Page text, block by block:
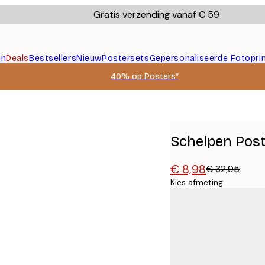
Gratis verzending vanaf € 59
DealsBestsellersNieuwPostersetsGepersonaliseerde
40% op Posters*
Schelpen
€ 8,98€ 32,95
Kies afmeting